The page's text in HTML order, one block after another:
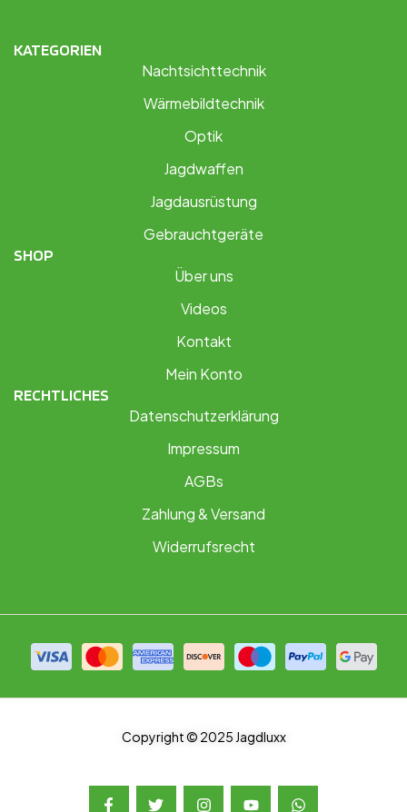
KATEGORIEN
Nachtsichttechnik
Wärmebildtechnik
Optik
Jagdwaffen
Jagdausrüstung
Gebrauchtgeräte
SHOP
Über uns
Videos
Kontakt
Mein Konto
RECHTLICHES
Datenschutzerklärung
Impressum
AGBs
Zahlung & Versand
Widerrufsrecht
Copyright © 2025 Jagdluxx